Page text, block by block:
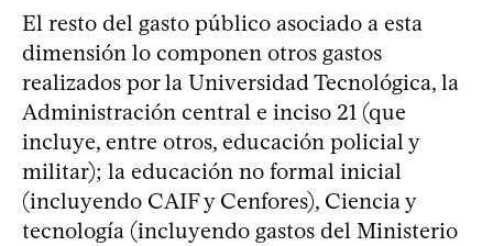
El resto del gasto público asociado a esta
dimensión lo componen otros gastos
realizados por la Universidad Tecnológica, la
Administración central e inciso 21 (que
incluye, entre otros, educación policial y
militar); la educación no formal inicial
(incluyendo CAIF y Cenfores), Ciencia y
tecnología (incluyendo gastos del Ministerio